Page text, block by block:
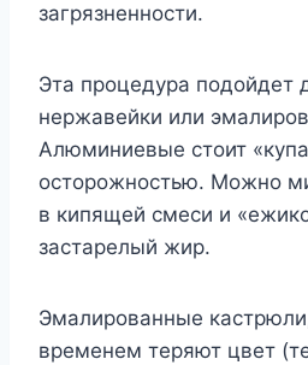
загрязненности.
Эта процедура подойдет
нержавейки или
Алюминиевые стоит
осторожностью. Можно
в кипящей смеси и
застарелый жир.
Эмалированные
временем теряют цвет